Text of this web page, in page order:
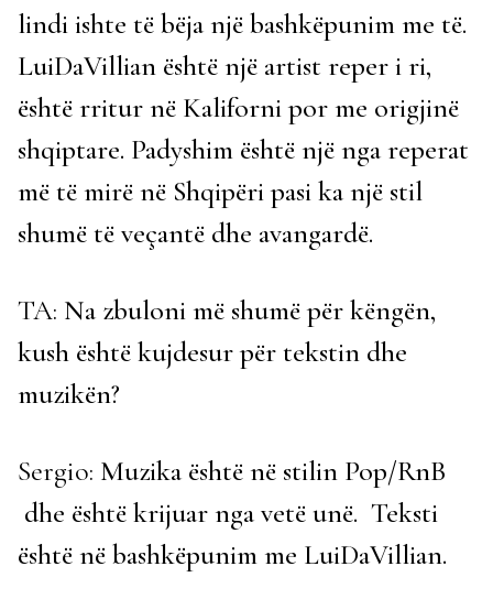
lindi ishte të bëja një bashkëpunim me të.
LuiDaVillian është një artist reper i ri,
është rritur në Kaliforni por me origjinë
shqiptare. Padyshim është një nga reperat
më të mirë në Shqipëri pasi ka një stil
shumë të veçantë dhe avangardë.
TA: Na zbuloni më shumë për këngën,
kush është kujdesur për tekstin dhe
muzikën?
Sergio: Muzika është në stilin Pop/RnB
dhe është krijuar nga vetë unë. Teksti
është në bashkëpunim me LuiDaVillian.